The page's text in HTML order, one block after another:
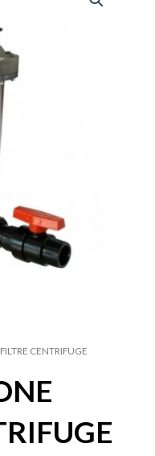
CENTRIFUGE